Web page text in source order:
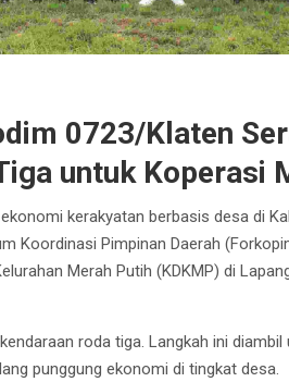
0723/Klaten
untuk Koperasi
kerakyatan berbasis desa di
Koordinasi Pimpinan Daerah
Merah Putih (KDKMP) di
roda tiga. Langkah ini
punggung ekonomi di tingkat desa.